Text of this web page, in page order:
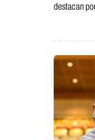
destacan